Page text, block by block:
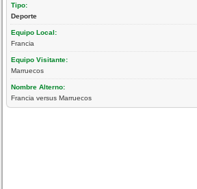
Tipo:
Deporte
Equipo Local:
Francia
Equipo Visitante:
Marruecos
Nombre Alterno:
Francia versus Marruecos